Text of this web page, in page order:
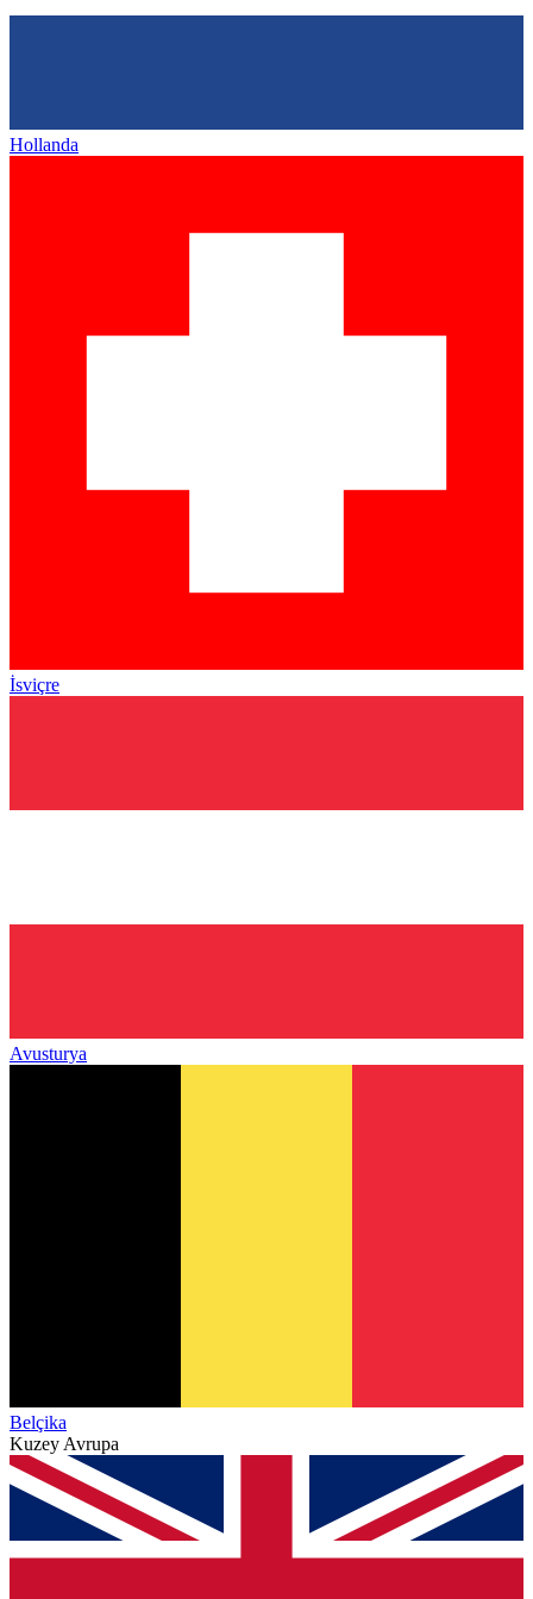
Hollanda
İsviçre
Avusturya
Belçika
Kuzey Avrupa